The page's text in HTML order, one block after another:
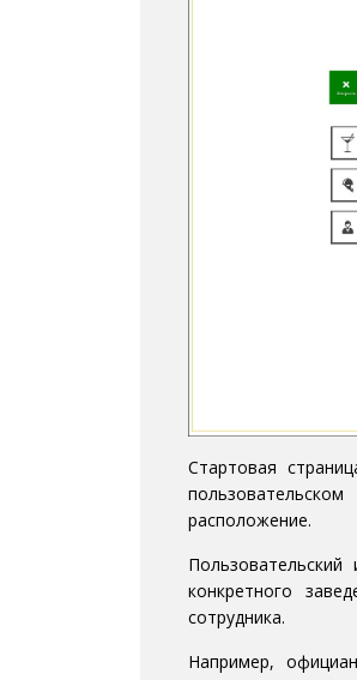
Стартовая
расположение.
конкретного
сотрудника.
Например,